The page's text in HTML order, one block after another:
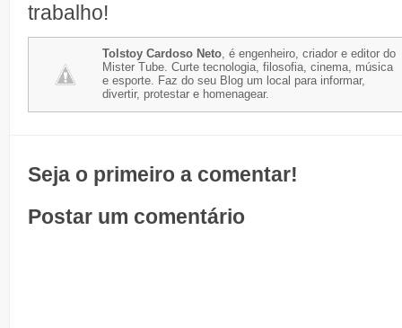
trabalho!
Tolstoy Cardoso Neto, é engenheiro, criador e editor do
Mister Tube. Curte tecnologia, filosofia, cinema, música
e esporte. Faz do seu Blog um local para informar,
divertir, protestar e homenagear.
Seja o primeiro a comentar!
Postar um comentário